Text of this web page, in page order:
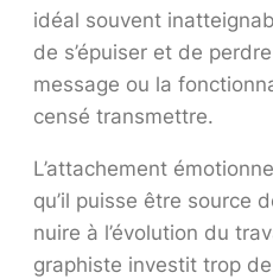
idéal souvent
de s’épuiser et de
message ou la
censé transmettre.
L’attachement
qu’il puisse être source
nuire à l’évolution du
graphiste investit trop